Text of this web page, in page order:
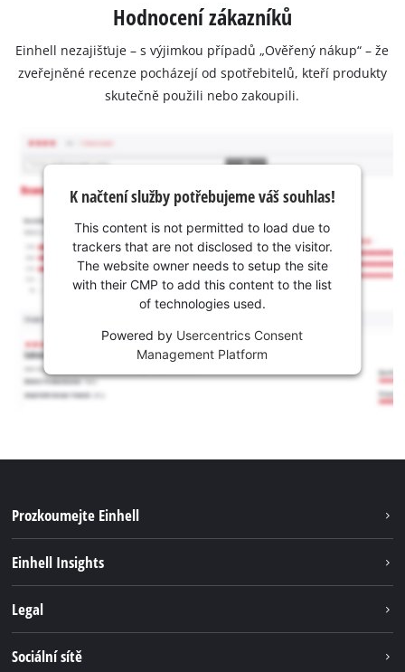
Hodnocení zákazníků
Einhell nezajišťuje – s výjimkou případů „Ověřený nákup“ – že
zveřejněné recenze pocházejí od spotřebitelů, kteří produkty
skutečně použili nebo zakoupili.
K načtení služby potřebujeme váš souhlas!
This content is not permitted to load due to
trackers that are not disclosed to the visitor.
The website owner needs to setup the site
with their CMP to add this content to the list
of technologies used.
Powered by Usercentrics Consent
Management Platform
Prozkoumejte Einhell
Systém akumulátorů
Einhell Insights
Legal
Sociální sítě